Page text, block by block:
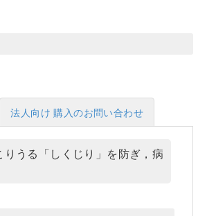
法人向け 購入のお問い合わせ
うる「しくじり」を防ぎ，病